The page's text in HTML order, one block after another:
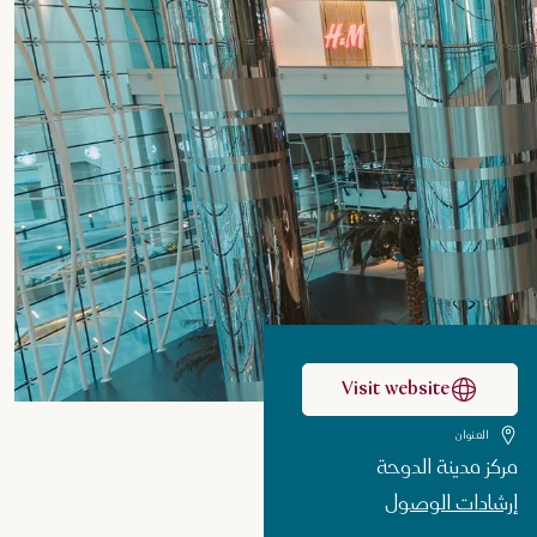
Visit website
العنوان
مركز مدينة الدوحة
إرشادات الوصول